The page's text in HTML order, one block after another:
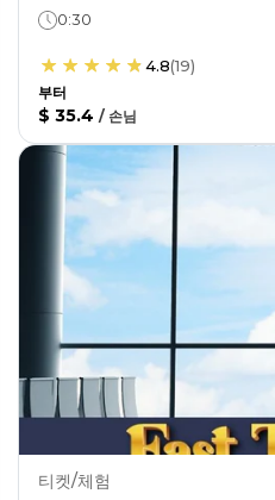
0:30
4.8(19)
부터
$ 35.4 / 손님
티켓/체험